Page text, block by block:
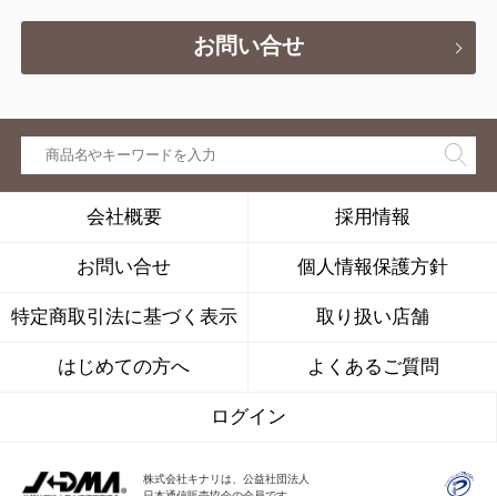
お問い合せ
会社概要 採用情報
お問い合せ 個人情報保護方針
特定商取引法に基づく表示 取り扱い店舗
はじめての方へ よくあるご質問
ログイン
株式会社キナリは、公益社団法人